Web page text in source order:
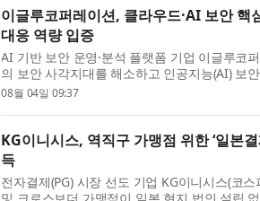
이글루코퍼레이션, 클라우드·AI 보안
대응 역량 입증
AI 기반 보안 운영·분석 플랫폼 기업 이글루코
의 보안 사각지대를 해소하고 인공지능(AI) 보
심 특허 4건을 취득했다고 밝혔다. 이글루코퍼
08월 04일 09:37
KG이니시스, 역직구 가맹점 위한 ‘일본
득
전자결제(PG) 시장 선도 기업 KG이니시스(코